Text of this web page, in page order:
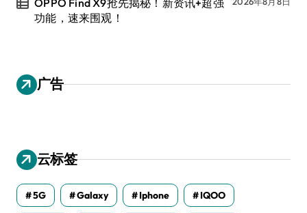
功能，速来围观！
广告
云标签
5G Galaxy Iphone IQOO